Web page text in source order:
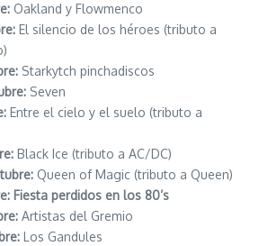
Oakland y Flowmenco
El silencio de los héroes (tributo a
Starkytch pinchadiscos
Seven
Entre el cielo y el suelo (tributo a
Black Ice (tributo a AC/DC)
Queen of Magic (tributo a Queen)
Fiesta perdidos en los 80’s
Artistas del Gremio
Los Gandules